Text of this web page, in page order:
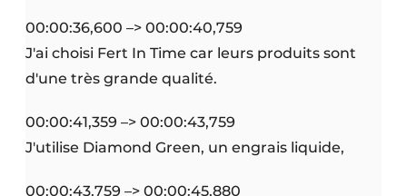
00:00:36,600 –> 00:00:40,759
J'ai choisi Fert In Time car leurs produits sont
d'une très grande qualité.
00:00:41,359 –> 00:00:43,759
J'utilise Diamond Green, un engrais liquide,
00:00:43,759 –> 00:00:45,880